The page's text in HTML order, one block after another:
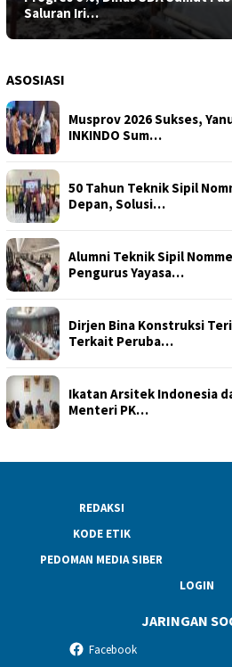
Saluran Iri…
ASOSIASI
Musprov 2026 Sukses,
INKINDO Sum…
50 Tahun Teknik Sipil
Depan, Solusi…
Alumni Teknik Sipil
Pengurus Yayasa…
Dirjen Bina Konstruksi
Terkait Peruba…
Ikatan Arsitek Indonesia
Menteri PK…
REDAKSI
KODE ETIK
PEDOMAN MEDIA SIBER
LOGIN
JARINGAN
Facebook